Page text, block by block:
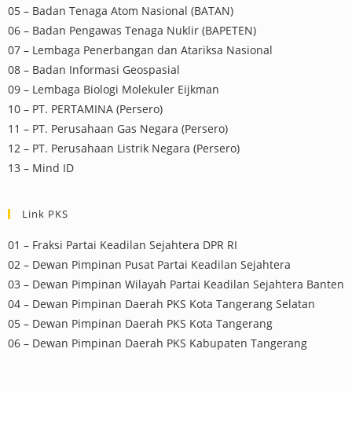
05 – Badan Tenaga Atom Nasional (BATAN)
06 – Badan Pengawas Tenaga Nuklir (BAPETEN)
07 – Lembaga Penerbangan dan Atariksa Nasional
08 – Badan Informasi Geospasial
09 – Lembaga Biologi Molekuler Eijkman
10 – PT. PERTAMINA (Persero)
11 – PT. Perusahaan Gas Negara (Persero)
12 – PT. Perusahaan Listrik Negara (Persero)
13 – Mind ID
Link PKS
01 – Fraksi Partai Keadilan Sejahtera DPR RI
02 – Dewan Pimpinan Pusat Partai Keadilan Sejahtera
03 – Dewan Pimpinan Wilayah Partai Keadilan Sejahtera Banten
04 – Dewan Pimpinan Daerah PKS Kota Tangerang Selatan
05 – Dewan Pimpinan Daerah PKS Kota Tangerang
06 – Dewan Pimpinan Daerah PKS Kabupaten Tangerang